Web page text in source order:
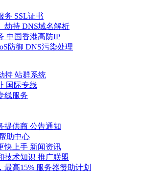
务 SSL证书
劫持 DNS域名解析
中国香港高防IP
防御 DNS污染处理
持 站群系统
国际专线
线服务
提供商 公告通知
助中心
快上手 新闻资讯
技术知识 推广联盟
最高15% 服务器赞助计划